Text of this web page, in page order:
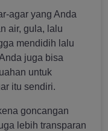
agar yang Anda
air, gula, lalu
mendidih lalu
juga bisa
untuk
itu sendiri.
goncangan
lebih transparan